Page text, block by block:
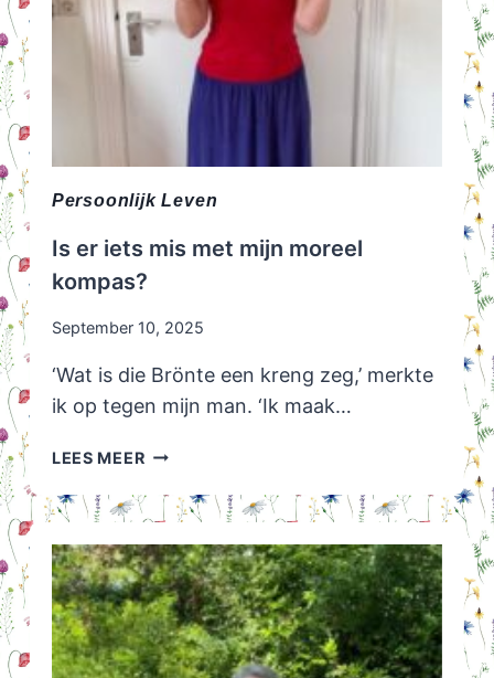
Persoonlijk Leven
Is er iets mis met mijn moreel
kompas?
September 10, 2025
‘Wat is die Brönte een kreng zeg,’ merkte
ik op tegen mijn man. ‘Ik maak…
LEES MEERIS
IETS
MET
MIJN
MOREEL
KOMPAS?